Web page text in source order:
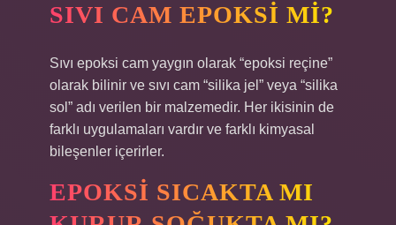
SIVI CAM EPOKSI MI?
Sıvı epoksi cam yaygın olarak “epoksi reçine”
olarak bilinir ve sıvı cam “silika jel” veya “silika
sol” adı verilen bir malzemedir. Her ikisinin de
farklı uygulamaları vardır ve farklı kimyasal
bileşenler içerirler.
EPOKSI SICAKTA MI